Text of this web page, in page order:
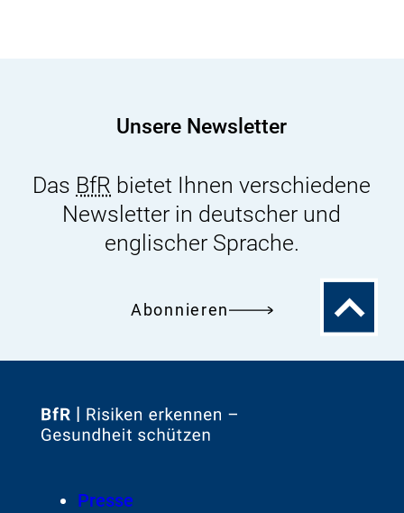
Unsere Newsletter
Das BfR bietet Ihnen verschiedene
Newsletter in deutscher und
englischer Sprache.
Abonnieren
Zum
Zur
FooterPresse